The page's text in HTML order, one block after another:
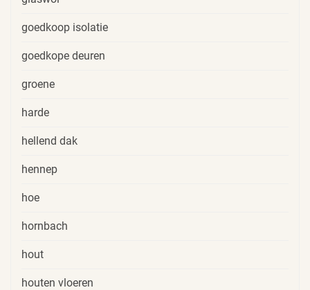
goedkoop isolatie
goedkope deuren
groene
harde
hellend dak
hennep
hoe
hornbach
hout
houten vloeren